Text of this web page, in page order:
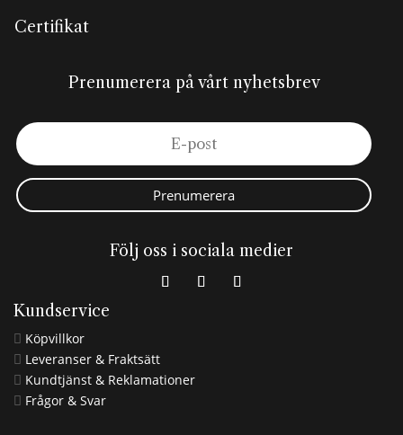
Certifikat
Prenumerera på vårt nyhetsbrev
Prenumerera
Följ oss i sociala medier
Kundservice
 Köpvillkor
 Leveranser & Fraktsätt
 Kundtjänst & Reklamationer
 Frågor & Svar